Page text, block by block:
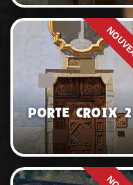
Porte croix 2